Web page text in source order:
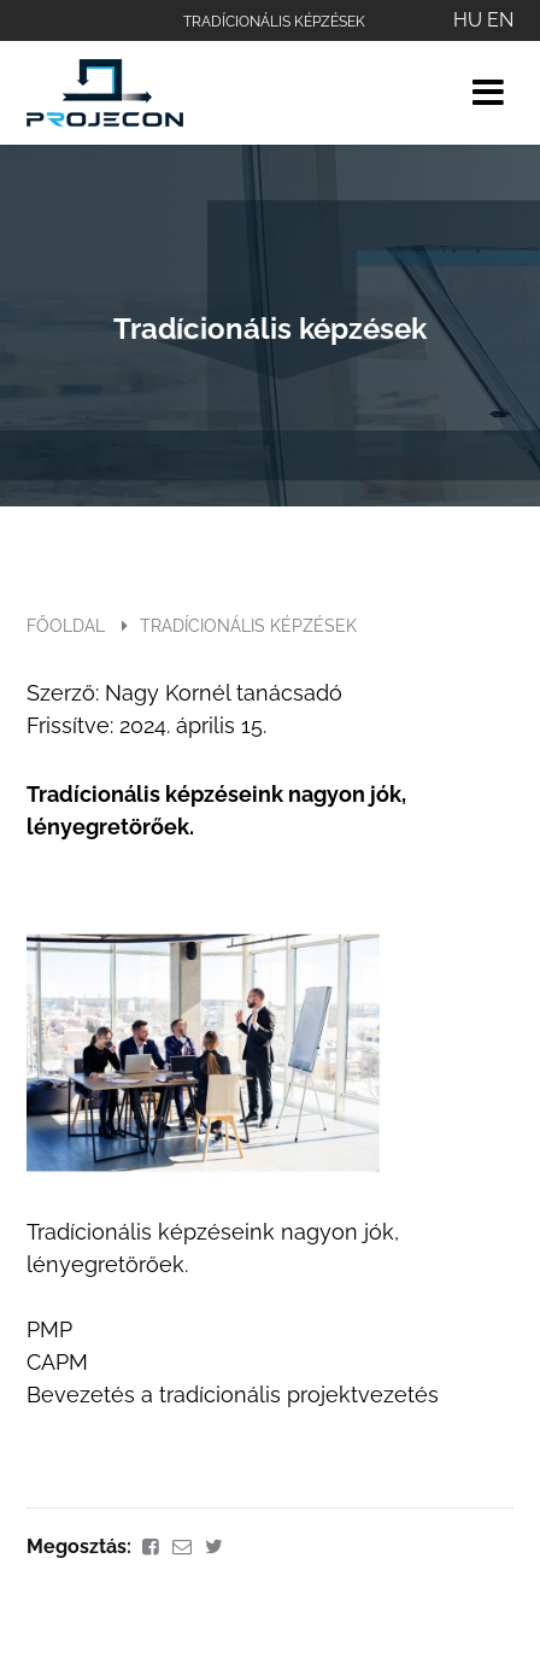
TRADÍCIONÁLIS KÉPZÉSEK HU EN
Tradícionális képzések
FŐOLDAL TRADÍCIONÁLIS KÉPZÉSEK
Szerző: Nagy Kornél tanácsadó
Frissítve: 2024. április 15.
Tradícionális képzéseink nagyon jók,
lényegretörőek.
Tradícionális képzéseink nagyon jók,
lényegretörőek.
PMP
CAPM
Bevezetés a tradícionális projektvezetés
Megosztás: